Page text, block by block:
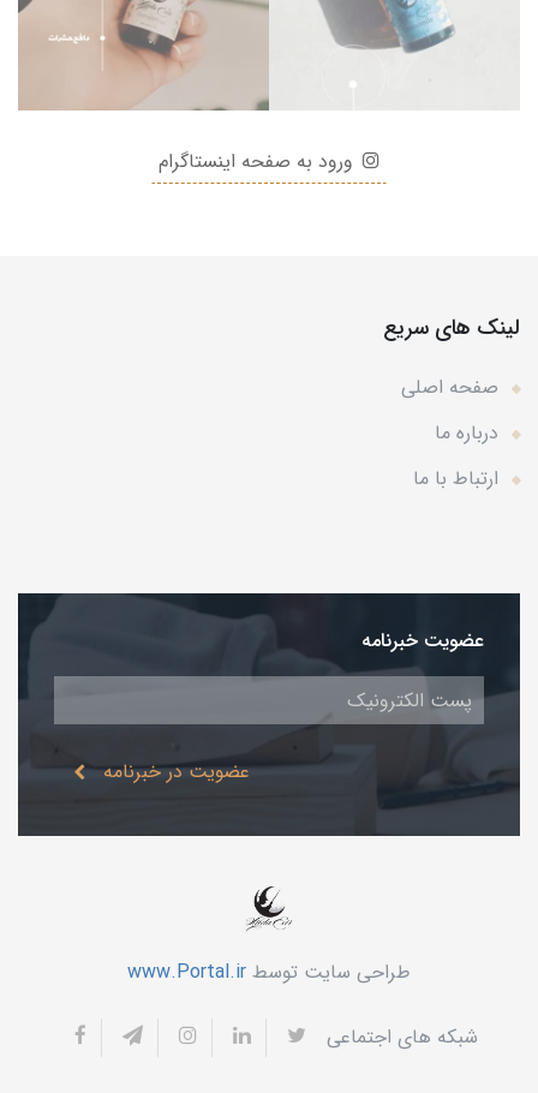
ورود به صفحه اینستاگرام
لینک های سریع
صفحه اصلی
درباره ما
ارتباط با ما
عضویت خبرنامه
عضویت در خبرنامه
طراحی سایت توسط www.Portal.ir
شبکه های اجتماعی